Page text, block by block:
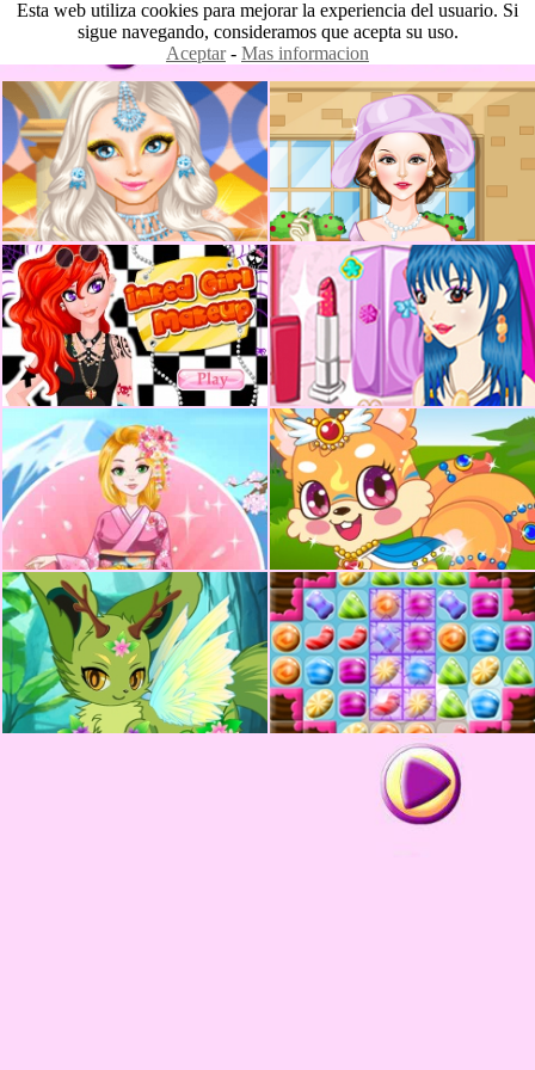
Esta web utiliza cookies para mejorar la experiencia del usuario. Si
sigue navegando, consideramos que acepta su uso.
Aceptar- Mas informacion